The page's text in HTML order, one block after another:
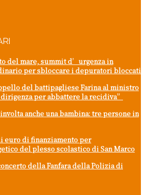
del mare, summit d’urgenza in
per sbloccare i depuratori bloccati
del battipagliese Farina al ministro
per abbattere la recidiva”
anche una bambina: tre persone in
euro di finanziamento per
del plesso scolastico di San Marco
della Fanfara della Polizia di